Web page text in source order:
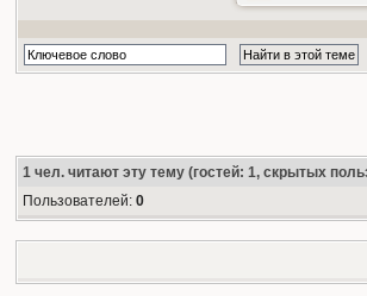
1 чел. читают эту тему (гостей: 1, скрытых
Пользователей:0